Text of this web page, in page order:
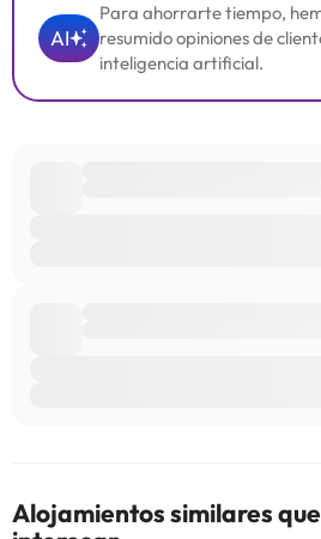
AI
Para ahorrarte tiempo,
resumido opiniones de
inteligencia artificial.
Alojamientos similares